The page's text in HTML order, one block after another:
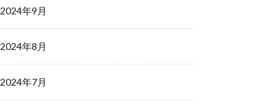
2024年9月
2024年8月
2024年7月